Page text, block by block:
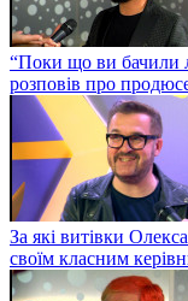
“Поки що ви бачили
розповів про
За які витівки
своїм класним